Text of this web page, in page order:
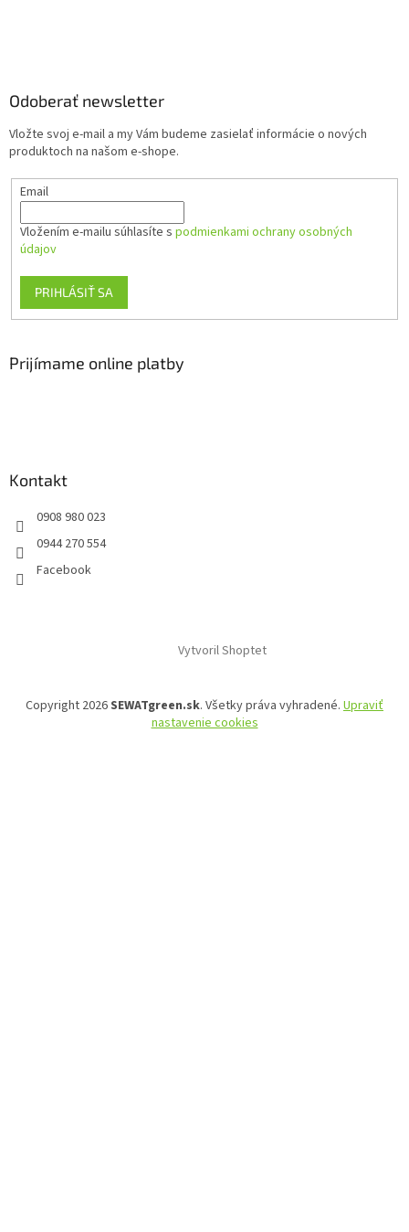
Odoberať newsletter
Vložte svoj e-mail a my Vám budeme zasielať informácie o nových
produktoch na našom e-shope.
Email
Vložením e-mailu súhlasíte s podmienkami ochrany osobných
údajov
PRIHLÁSIŤ SA
Prijímame online platby
Kontakt
0908 980 023
0944 270 554
Facebook
Vytvoril Shoptet
Copyright 2026SEWATgreen.sk. Všetky práva vyhradené. Upraviť
nastavenie cookies